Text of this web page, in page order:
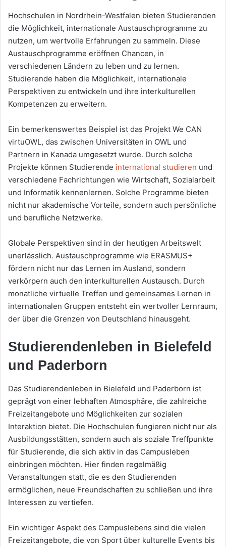
Hochschulen in Nordrhein-Westfalen bieten Studierenden
die Möglichkeit, internationale Austauschprogramme zu
nutzen, um wertvolle Erfahrungen zu sammeln. Diese
Austauschprogramme eröffnen Chancen, in
verschiedenen Ländern zu leben und zu lernen.
Studierende haben die Möglichkeit, internationale
Perspektiven zu entwickeln und ihre interkulturellen
Kompetenzen zu erweitern.
Ein bemerkenswertes Beispiel ist das Projekt We CAN
virtuOWL, das zwischen Universitäten in OWL und
Partnern in Kanada umgesetzt wurde. Durch solche
Projekte können Studierende international studieren und
verschiedene Fachrichtungen wie Wirtschaft, Sozialarbeit
und Informatik kennenlernen. Solche Programme bieten
nicht nur akademische Vorteile, sondern auch persönliche
und berufliche Netzwerke.
Globale Perspektiven sind in der heutigen Arbeitswelt
unerlässlich. Austauschprogramme wie ERASMUS+
fördern nicht nur das Lernen im Ausland, sondern
verkörpern auch den interkulturellen Austausch. Durch
monatliche virtuelle Treffen und gemeinsames Lernen in
internationalen Gruppen entsteht ein wertvoller Lernraum,
der über die Grenzen von Deutschland hinausgeht.
Studierendenleben in Bielefeld
und Paderborn
Das Studierendenleben in Bielefeld und Paderborn ist
geprägt von einer lebhaften Atmosphäre, die zahlreiche
Freizeitangebote und Möglichkeiten zur sozialen
Interaktion bietet. Die Hochschulen fungieren nicht nur als
Ausbildungsstätten, sondern auch als soziale Treffpunkte
für Studierende, die sich aktiv in das Campusleben
einbringen möchten. Hier finden regelmäßig
Veranstaltungen statt, die es den Studierenden
ermöglichen, neue Freundschaften zu schließen und ihre
Interessen zu vertiefen.
Ein wichtiger Aspekt des Campuslebens sind die vielen
Freizeitangebote, die von Sport über kulturelle Events bis